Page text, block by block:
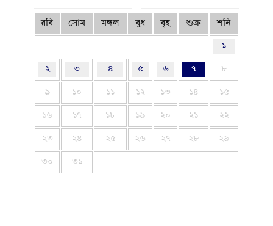
রবি সোম মঙ্গল বুধ বৃহ শুক্র শনি
১
২ ৩ ৪ ৫ ৬ ৭ ৮
৯ ১০ ১১ ১২ ১৩ ১৪ ১৫
১৬ ১৭ ১৮ ১৯ ২০ ২১ ২২
২৩ ২৪ ২৫ ২৬ ২৭ ২৮ ২৯
৩০ ৩১